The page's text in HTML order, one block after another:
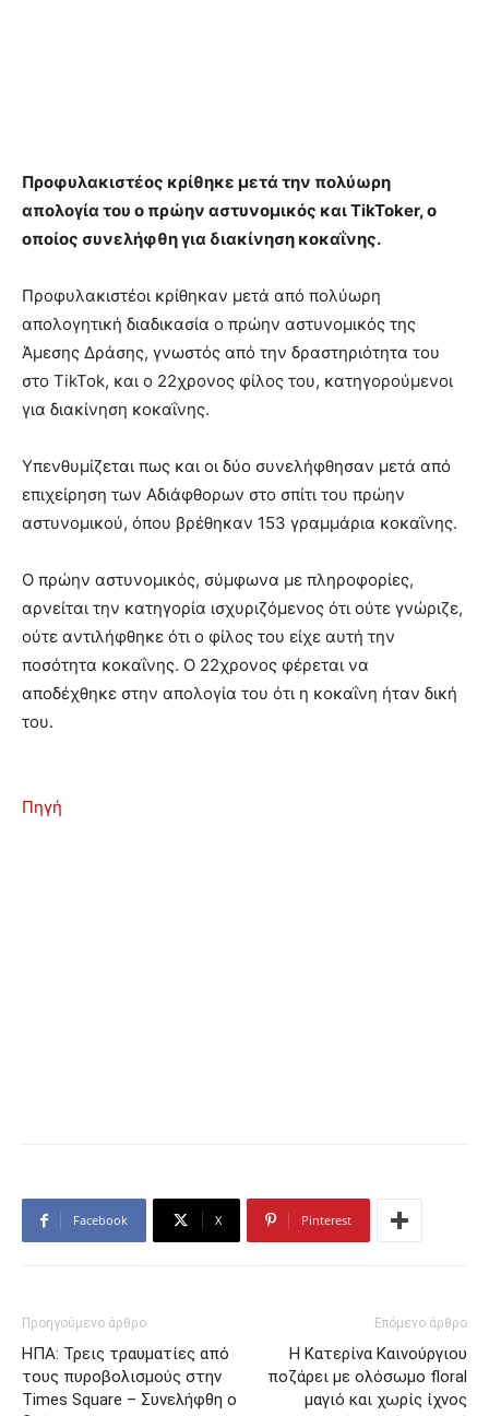
Προφυλακιστέος κρίθηκε μετά την πολύωρη
απολογία του ο πρώην αστυνομικός και TikToker, ο
οποίος συνελήφθη για διακίνηση κοκαΐνης.
Προφυλακιστέοι κρίθηκαν μετά από πολύωρη
απολογητική διαδικασία ο πρώην αστυνομικός της
Άμεσης Δράσης, γνωστός από την δραστηριότητα του
στο TikTok, και ο 22χρονος φίλος του, κατηγορούμενοι
για διακίνηση κοκαΐνης.
Υπενθυμίζεται πως και οι δύο συνελήφθησαν μετά από
επιχείρηση των Αδιάφθορων στο σπίτι του πρώην
αστυνομικού, όπου βρέθηκαν 153 γραμμάρια κοκαΐνης.
Ο πρώην αστυνομικός, σύμφωνα με πληροφορίες,
αρνείται την κατηγορία ισχυριζόμενος ότι ούτε γνώριζε,
ούτε αντιλήφθηκε ότι ο φίλος του είχε αυτή την
ποσότητα κοκαΐνης. Ο 22χρονος φέρεται να
αποδέχθηκε στην απολογία του ότι η κοκαΐνη ήταν δική
του.
Πηγή
Facebook X Pinterest
Προηγούμενο άρθρο
ΗΠΑ: Τρεις τραυματίες από
τους πυροβολισμούς στην
Times Square – Συνελήφθη ο
Επόμενο άρθρο
Η Κατερίνα Καινούργιου
ποζάρει με ολόσωμο floral
μαγιό και χωρίς ίχνος